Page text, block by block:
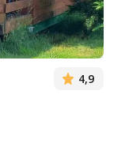
4,9